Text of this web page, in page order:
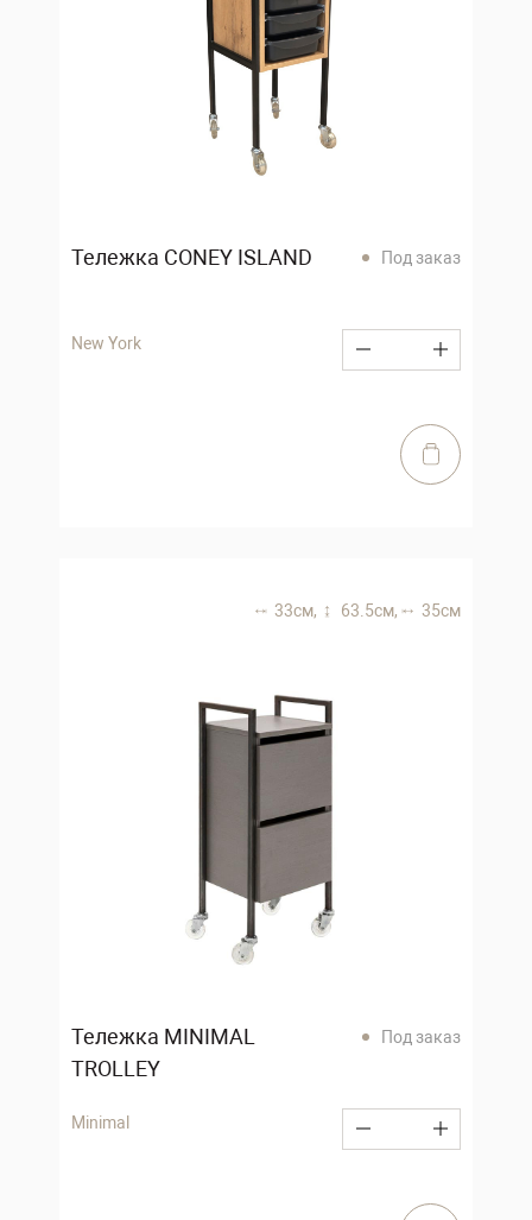
Тележка CONEY ISLAND Под заказ
New York
33 см, 63.5 см, 35 см
Тележка MINIMAL
TROLLEY
Под заказ
Minimal